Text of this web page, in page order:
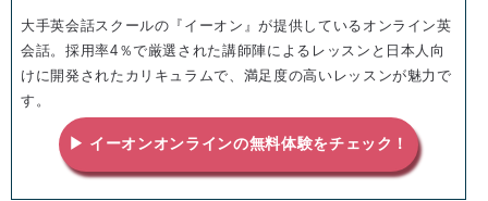
大手英会話スクールの『イーオン』が提供しているオンライン英
会話。採用率4％で厳選された講師陣によるレッスンと日本人向
けに開発されたカリキュラムで、満足度の高いレッスンが魅力で
す。
▶ イーオンオンラインの無料体験をチェック！